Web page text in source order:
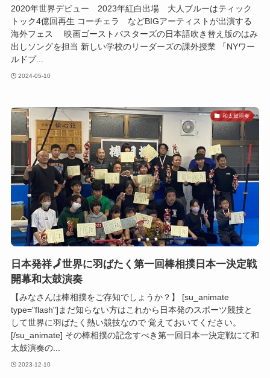
2020年世界デビュー 2023年紅白出場 大人ブルーはティック
トック4億回再生 コーチェラ などBIGアーティストが出演する
海外フェス 映画ゴーストバスターズの日本語吹き替え版のはみ
出しソングを担当 新しい学校のリーダーズの課外授業 「NYワー
ルドプ...
2024-05-10
和太鼓演奏
日本発祥🗾世界に羽ばたく第一回棒相撲日本一決定戦
開幕和太鼓演奏
【みなさんは棒相撲をご存知でしょうか？】 [su_animate
type="flash"]まだ知らない方はこれから日本発のスポーツ競技と
して世界に羽ばたく熱い競技なので 覚えておいてください。
[/su_animate] その棒相撲の記念すべき第一回日本一決定戦にて和
太鼓演奏の...
2023-12-10